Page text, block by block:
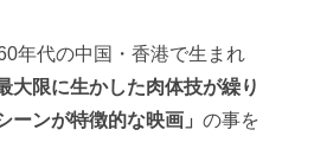
年代の中国・香港で生まれ
大限に生かした肉体技が繰り
ーンが特徴的な映画」の事を